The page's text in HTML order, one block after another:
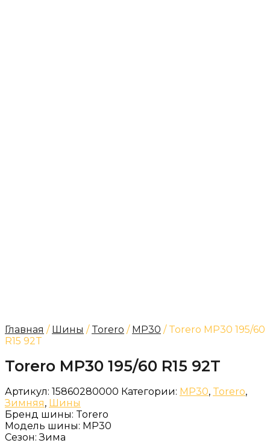
Главная / Шины / Torero / MP30 / Torero MP30 195/60
R15 92T
Torero MP30 195/60 R15 92T
Артикул: 15860280000 Категории: MP30, Torero,
Зимняя, Шины
Бренд шины: Torero
Модель шины: MP30
Сезон:Зима